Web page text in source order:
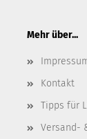
Mehr über...
Kontakt
Tipps für
Versand-